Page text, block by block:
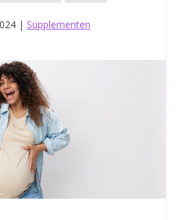
| Supplementen